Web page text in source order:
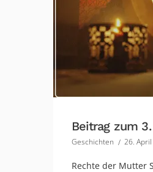
Beitrag zum
Geschichten 26.
Rechte der Mutter